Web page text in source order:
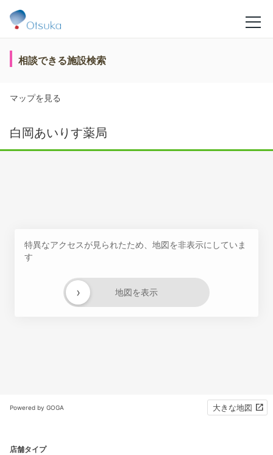
相談できる施設検索
マップを見る
白岡あいりす薬局
特異なアクセスが見られたため、地図を非表示にしていま
す
地図を表示
›
Powered by GOGA 大きな地図
店舗タイプ